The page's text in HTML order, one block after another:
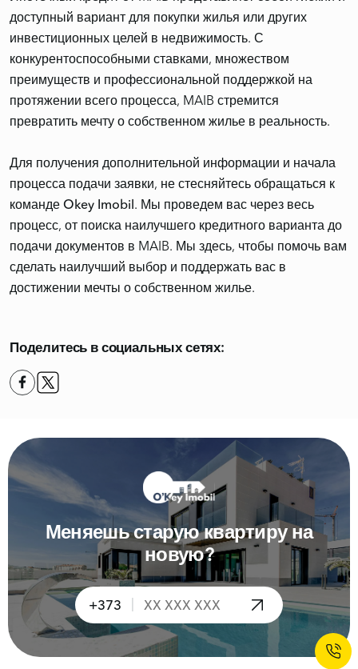
доступный вариант для покупки жилья или других
инвестиционных целей в недвижимость. С
конкурентоспособными ставками, множеством
преимуществ и профессиональной поддержкой на
протяжении всего процесса, MAIB стремится
превратить мечту о собственном жилье в реальность.
Для получения дополнительной информации и начала
процесса подачи заявки, не стесняйтесь обращаться к
команде Okey Imobil . Мы проведем вас через весь
процесс, от поиска наилучшего кредитного варианта до
подачи документов в MAIB. Мы здесь, чтобы помочь вам
сделать наилучший выбор и поддержать вас в
Поделитесь в социальных сетях:
Меняешь старую квартиру на
новую?
+373